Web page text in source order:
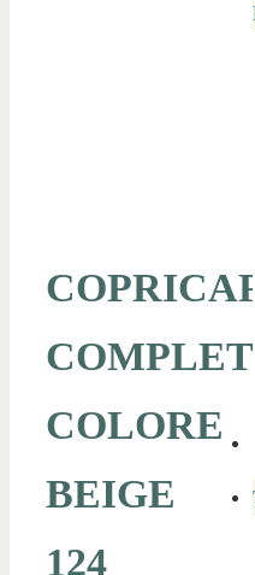
COLORE
BEIGE
124